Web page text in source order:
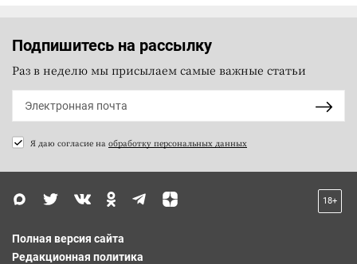
Подпишитесь на рассылку
Раз в неделю мы присылаем самые важные статьи
Я даю согласие на обработку персональных данных
18+
Полная версия сайта
Редакционная политика